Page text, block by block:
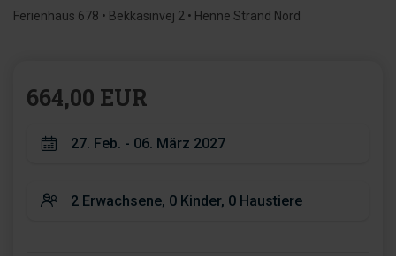
Ferienhaus 678 • Bekkasinvej 2 • Henne Strand Nord
664,00 EUR